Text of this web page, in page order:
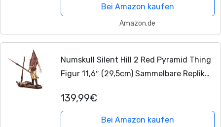
Bei Amazon kaufen
Amazon.de
Numskull Silent Hill 2 Red Pyramid Thing
Figur 11,6″ (29,5cm) Sammelbare Replik
- Limitierte Auflage
139,99€
Bei Amazon kaufen